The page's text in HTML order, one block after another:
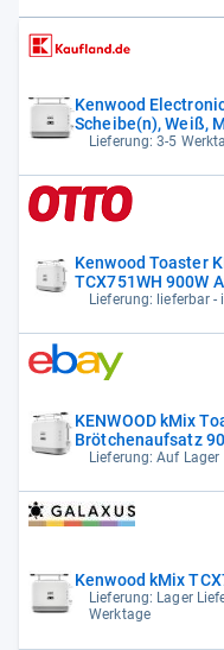
Kenwood
Scheibe(n), Weiß,
Lieferung: 3-5
Kenwood Toaster
TCX751WH 900W
Lieferung: lieferbar -
KENWOOD kMix
Brötchenaufsatz
Lieferung: Auf Lager
Kenwood kMix
Lieferung: Lager
Werktage